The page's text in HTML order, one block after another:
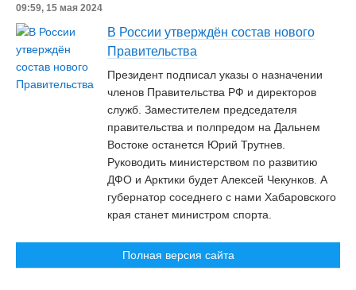
09:59, 15 мая 2024
В России утверждён состав нового
Правительства
Президент подписал указы о назначении
членов Правительства РФ и директоров
служб. Заместителем председателя
правительства и полпредом на Дальнем
Востоке останется Юрий Трутнев.
Руководить министерством по развитию
ДФО и Арктики будет Алексей Чекунков. А
губернатор соседнего с нами Хабаровского
края станет министром спорта.
Полная версия сайта